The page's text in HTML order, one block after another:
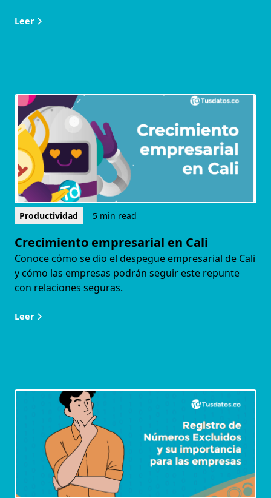
Leer
Productividad 5 min read
Crecimiento empresarial en Cali
Conoce cómo se dio el despegue empresarial de Cali
y cómo las empresas podrán seguir este repunte
con relaciones seguras.
Leer